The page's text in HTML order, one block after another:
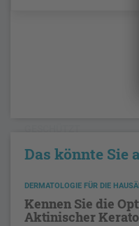
Das könnte Sie
DERMATOLOGIE FÜR DIE
Kennen Sie die
Aktinischer